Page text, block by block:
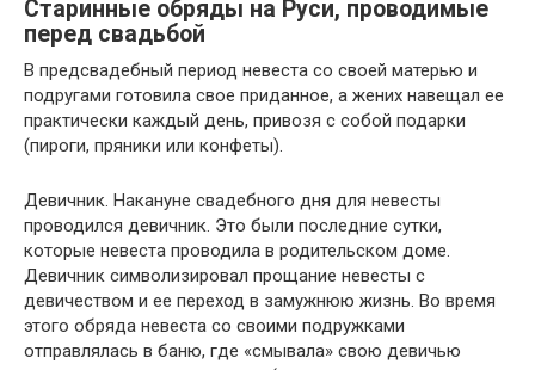
Старинные обряды на Руси, проводимые
перед свадьбой
В предсвадебный период невеста со своей матерью и
подругами готовила свое приданное, а жених навещал ее
практически каждый день, привозя с собой подарки
(пироги, пряники или конфеты).
Девичник. Накануне свадебного дня для невесты
проводился девичник. Это были последние сутки,
которые невеста проводила в родительском доме.
Девичник символизировал прощание невесты с
девичеством и ее переход в замужнюю жизнь. Во время
этого обряда невеста со своими подружками
отправлялась в баню, где «смывала» свою девичью